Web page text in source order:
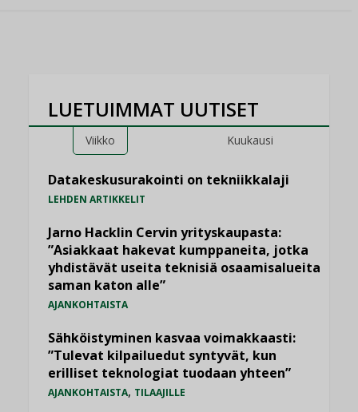
LUETUIMMAT UUTISET
Viikko Kuukausi
Datakeskusurakointi on tekniikkalaji
LEHDEN ARTIKKELIT
Jarno Hacklin Cervin yrityskaupasta:
”Asiakkaat hakevat kumppaneita, jotka
yhdistävät useita teknisiä osaamisalueita
saman katon alle”
AJANKOHTAISTA
Sähköistyminen kasvaa voimakkaasti:
”Tulevat kilpailuedut syntyvät, kun
erilliset teknologiat tuodaan yhteen”
AJANKOHTAISTA, TILAAJILLE